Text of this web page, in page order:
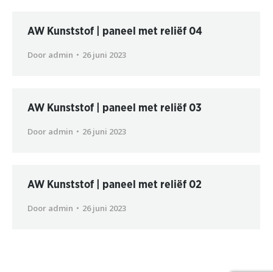
AW Kunststof | paneel met reliëf 04
Door admin 26 juni 2023
AW Kunststof | paneel met reliëf 03
Door admin 26 juni 2023
AW Kunststof | paneel met reliëf 02
Door admin 26 juni 2023